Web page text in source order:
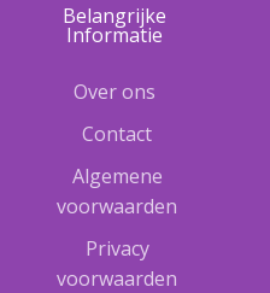
Belangrijke
Informatie
Over ons
Contact
Algemene
voorwaarden
Privacy
voorwaarden